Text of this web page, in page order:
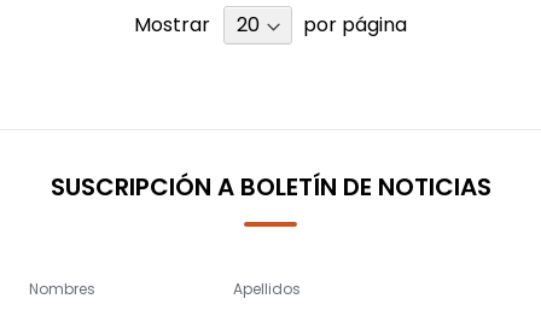
Mostrar por página
SUSCRIPCIÓN A BOLETÍN DE NOTICIAS
Nombres Apellidos